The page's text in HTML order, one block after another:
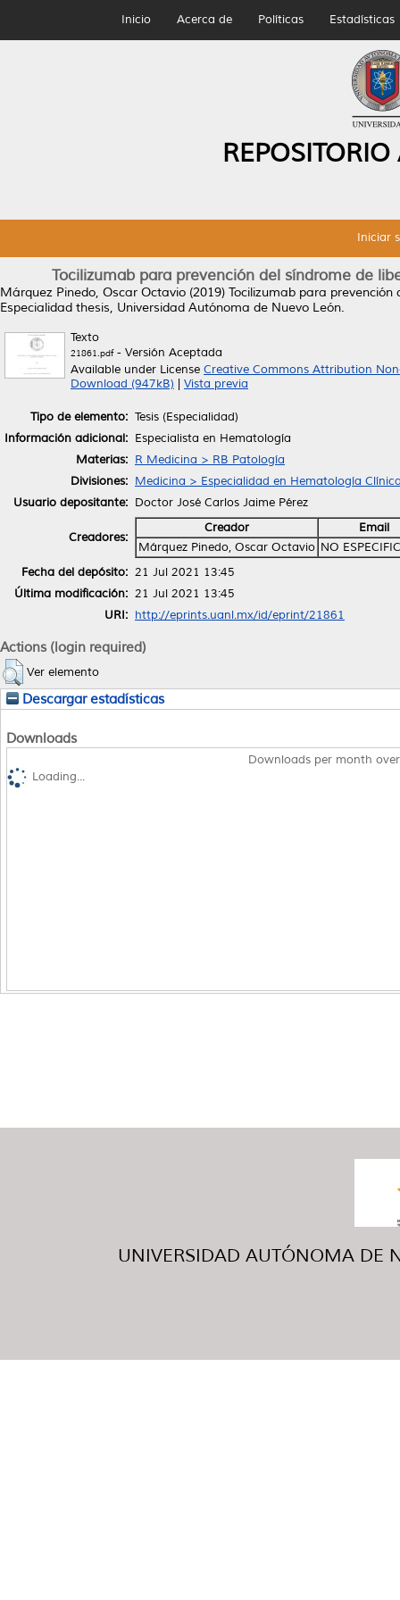
Inicio Acerca de Políticas Estadísticas
Iniciar
Tocilizumab para prevención del síndrome de
Márquez Pinedo, Oscar Octavio (2019) Tocilizumab para
Especialidad thesis, Universidad Autónoma de Nuevo León.
Texto
21861.pdf- Versión Aceptada
Available under License Creative Commons Attribution
Download (947kB)
Vista previa
Tipo de elemento: Tesis (Especialidad)
Información adicional: Especialista en Hematología
Materias: R Medicina > RB Patología
Divisiones: Medicina > Especialidad en Hematología
Usuario depositante: Doctor José Carlos Jaime Pérez
Creadores:
Creador
Email
Márquez Pinedo, Oscar Octavio NO
Fecha del depósito: 21 Jul 2021 13:45
Última modificación: 21 Jul 2021 13:45
URI: http://eprints.uanl.mx/id/eprint/21861
Actions (login required)
Ver elemento
Descargar estadísticas
Downloads
Downloads per month
Loading...
UNIVERSIDAD AUTÓNOMA DE